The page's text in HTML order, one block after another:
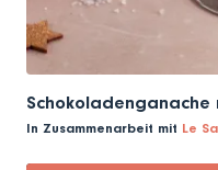
Schokoladenganache
In Zusammenarbeit mit Le